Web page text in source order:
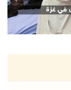
...
في غزة